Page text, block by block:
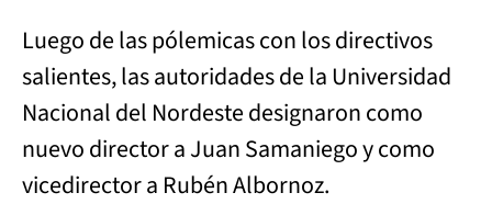
Luego de las pólemicas con los directivos
salientes, las autoridades de la Universidad
Nacional del Nordeste designaron como
nuevo director a Juan Samaniego y como
vicedirector a Rubén Albornoz.